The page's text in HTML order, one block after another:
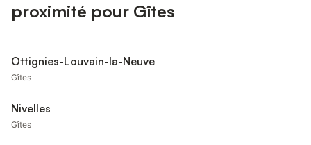
proximité pour Gîtes
Ottignies-Louvain-la-Neuve
Gîtes
Nivelles
Gîtes